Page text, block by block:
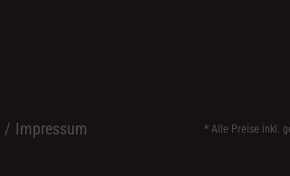
/ Impressum * Alle Preise inkl.